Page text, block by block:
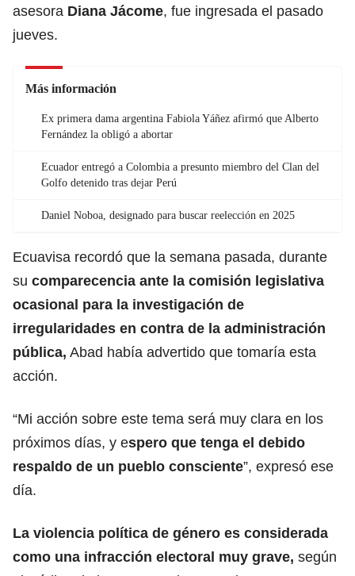
asesora Diana Jácome, fue ingresada el pasado
jueves.
Más información
Ex primera dama argentina Fabiola Yáñez afirmó que Alberto
Fernández la obligó a abortar
Ecuador entregó a Colombia a presunto miembro del Clan del
Golfo detenido tras dejar Perú
Daniel Noboa, designado para buscar reelección en 2025
Ecuavisa recordó que la semana pasada, durante
su comparecencia ante la comisión legislativa
ocasional para la investigación de
irregularidades en contra de la administración
pública, Abad había advertido que tomaría esta
acción.
“Mi acción sobre este tema será muy clara en los
próximos días, y espero que tenga el debido
respaldo de un pueblo consciente”, expresó ese
día.
La violencia política de género es considerada
como una infracción electoral muy grave, según